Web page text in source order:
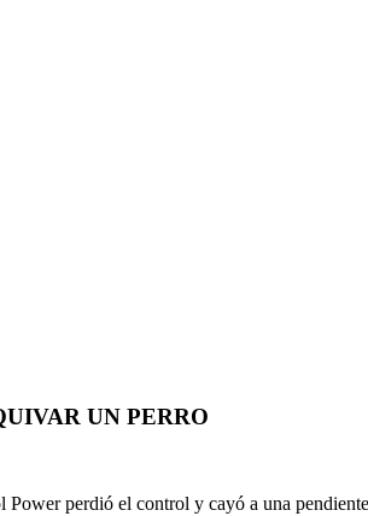
UN PERRO
perdió el control y cayó a una